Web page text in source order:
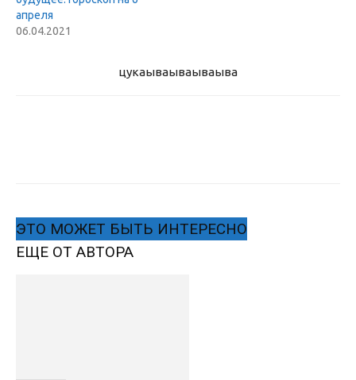
апреля
06.04.2021
цукаываываываыва
ЭТО МОЖЕТ БЫТЬ ИНТЕРЕСНО
ЕЩЕ ОТ АВТОРА